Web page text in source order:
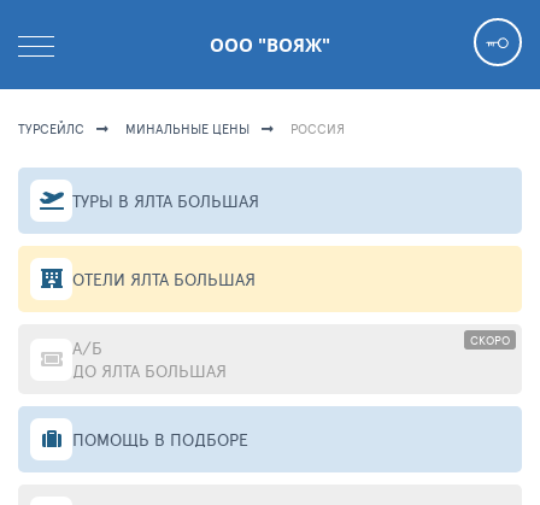
ООО "ВОЯЖ"
ТУРСЕЙЛС МИНАЛЬНЫЕ ЦЕНЫ РОССИЯ
ТУРЫ В ЯЛТА БОЛЬШАЯ
ОТЕЛИ ЯЛТА БОЛЬШАЯ
СКОРО
А/Б
ДО ЯЛТА БОЛЬШАЯ
ПОМОЩЬ В ПОДБОРЕ